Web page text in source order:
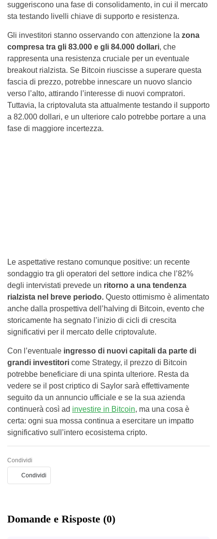
suggeriscono una fase di consolidamento, in cui il mercato
sta testando livelli chiave di supporto e resistenza.
Gli investitori stanno osservando con attenzione la zona
compresa tra gli 83.000 e gli 84.000 dollari, che
rappresenta una resistenza cruciale per un eventuale
breakout rialzista. Se Bitcoin riuscisse a superare questa
fascia di prezzo, potrebbe innescare un nuovo slancio
verso l’alto, attirando l’interesse di nuovi compratori.
Tuttavia, la criptovaluta sta attualmente testando il supporto
a 82.000 dollari, e un ulteriore calo potrebbe portare a una
fase di maggiore incertezza.
Le aspettative restano comunque positive: un recente
sondaggio tra gli operatori del settore indica che l’82%
degli intervistati prevede un ritorno a una tendenza
rialzista nel breve periodo. Questo ottimismo è alimentato
anche dalla prospettiva dell’halving di Bitcoin, evento che
storicamente ha segnato l’inizio di cicli di crescita
significativi per il mercato delle criptovalute.
Con l’eventuale ingresso di nuovi capitali da parte di
grandi investitori come Strategy, il prezzo di Bitcoin
potrebbe beneficiare di una spinta ulteriore. Resta da
vedere se il post criptico di Saylor sarà effettivamente
seguito da un annuncio ufficiale e se la sua azienda
continuerà così ad investire in Bitcoin, ma una cosa è
certa: ogni sua mossa continua a esercitare un impatto
significativo sull’intero ecosistema cripto.
Condividi
Condividi
Domande e Risposte (0)